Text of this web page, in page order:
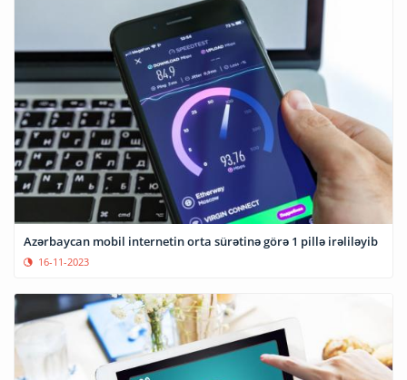
Azərbaycan mobil internetin orta sürətinə görə 1 pillə irəliləyib
16-11-2023